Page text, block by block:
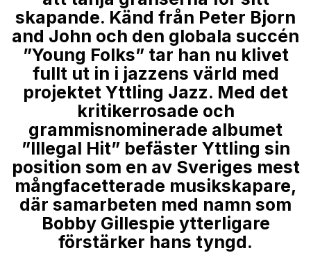
skapande. Känd från Peter Bjorn
and John och den globala succén
”Young Folks” tar han nu klivet
fullt ut in i jazzens värld med
projektet Yttling Jazz. Med det
kritikerrosade och
grammisnominerade albumet
”Illegal Hit” befäster Yttling sin
position som en av Sveriges mest
mångfacetterade musikskapare,
där samarbeten med namn som
Bobby Gillespie ytterligare
förstärker hans tyngd.